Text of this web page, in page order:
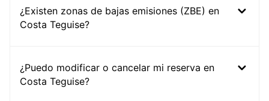
¿Existen zonas de bajas emisiones (ZBE) en
Costa Teguise?
¿Puedo modificar o cancelar mi reserva en
Costa Teguise?